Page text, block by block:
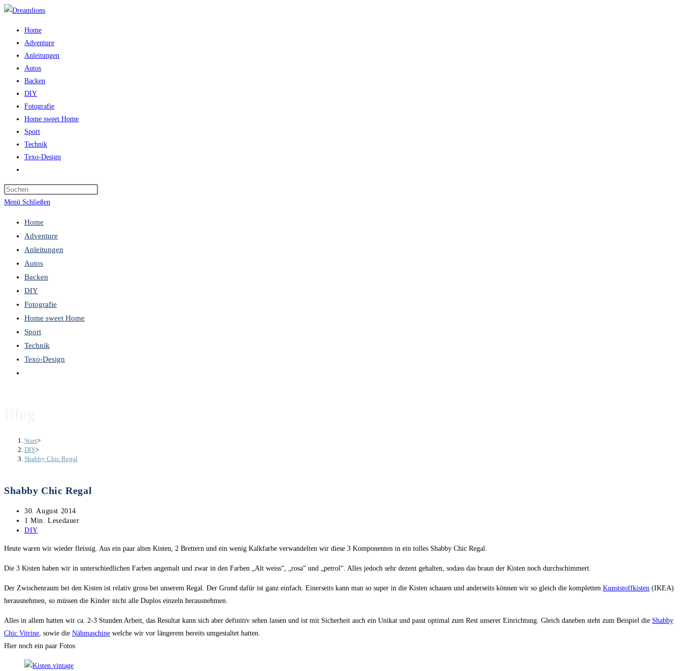
Zum
springen
Home
Adventure
Anleitungen
Autos
Backen
DIY
Fotografie
Home sweet Home
Sport
Technik
Texo-Design
umschalten
Menü Schließen
Home
Adventure
Anleitungen
Autos
Backen
DIY
Fotografie
Home sweet Home
Sport
Technik
Texo-Design
Start>
DIY>
Shabby Chic Regal
Shabby Chic Regal
Beitrag
veröffentlicht:
30. August 2014
Lesedauer:
1 Min. Lesedauer
Beitrags-
DIY
Heute waren wir wieder fleissig. Aus ein paar alten Kisten, 2 Brettern und ein wenig Kalkfarbe verwandelten wir diese 3 Komponenten in ein tolles Shabby Chic Regal.
Die 3 Kisten haben wir in unterschiedlichen Farben angemalt und zwar in den Farben „Alt weiss“, „rosa“ und „petrol“. Alles jedoch sehr dezent gehalten, sodass das braun der Kisten noch durchschimmert.
Der Zwischenraum bei den Kisten ist relativ gross bei unserem Regal. Der Grund dafür ist ganz einfach. Einerseits kann man so super in die Kisten schauen und anderseits können wir so gleich die kompletten Kunststoffkisten (IKEA)
herausnehmen, so müssen die Kinder nicht alle Duplos einzeln herausnehmen.
Alles in allem hatten wir ca. 2-3 Stunden Arbeit, das Resultat kann sich aber definitiv sehen lassen und ist mit Sicherheit auch ein Unikat und passt optimal zum Rest unserer Einrichtung. Gleich daneben steht zum Beispiel die Shabby
Chic Vitrine, sowie die Nähmaschine welche wir vor längerem bereits umgestaltet hatten.
Hier noch ein paar Fotos